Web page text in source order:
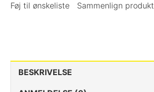
Føj til ønskeliste Sammenlign produkt
BESKRIVELSE